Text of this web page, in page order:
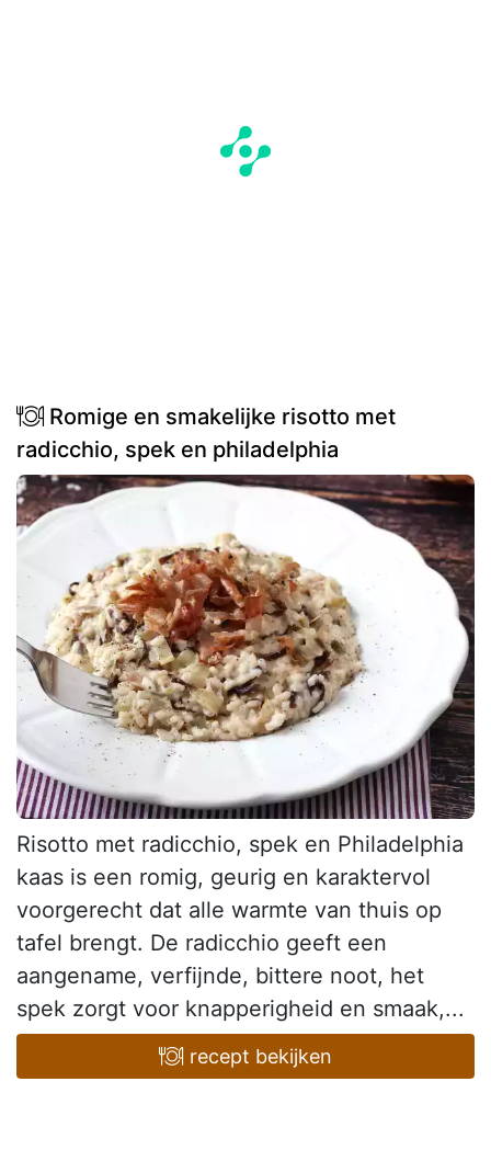
Romige en smakelijke risotto met
radicchio, spek en philadelphia
Risotto met radicchio, spek en Philadelphia
kaas is een romig, geurig en karaktervol
voorgerecht dat alle warmte van thuis op
tafel brengt. De radicchio geeft een
aangename, verfijnde, bittere noot, het
spek zorgt voor knapperigheid en smaak,...
recept bekijken